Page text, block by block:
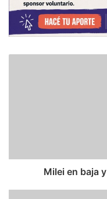
​Milei en baja